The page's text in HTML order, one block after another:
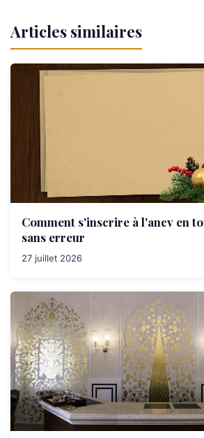
Articles similaires
Comment s'inscrire à l'ancv en
sans erreur
27 juillet 2026